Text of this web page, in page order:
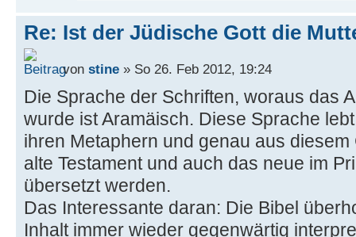
Re: Ist der Jüdische Gott die
von stine » So 26. Feb 2012, 19:24
Die Sprache der Schriften, woraus das
wurde ist Aramäisch. Diese Sprache
ihren Metaphern und genau aus
alte Testament und auch das neue im
übersetzt werden.
Das Interessante daran: Die Bibel
Inhalt immer wieder gegenwärtig